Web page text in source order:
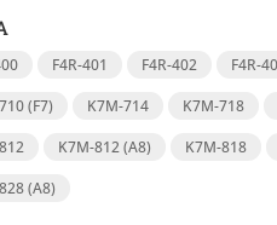
F4R-401 F4R-402 F4R-
(F7)
K7M-714 K7M-718
K7M-812 (A8) K7M-818
(A8)